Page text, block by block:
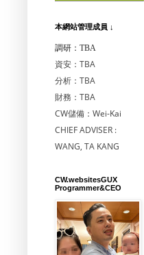
本網站管理成員 ↓
調研：TBA
資安：TBA
分析：TBA
財務：TBA
CW儲備：Wei-Kai
CHIEF ADVISER :
WANG, TA KANG
CW.websitesGUX
Programmer&CEO